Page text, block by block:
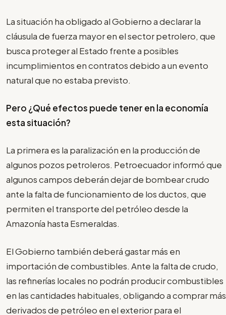
La situación ha obligado al Gobierno a declarar la
cláusula de fuerza mayor en el sector petrolero, que
busca proteger al Estado frente a posibles
incumplimientos en contratos debido a un evento
natural que no estaba previsto.
Pero ¿Qué efectos puede tener en la economía
esta situación?
La primera es la paralización en la producción de
algunos pozos petroleros. Petroecuador informó que
algunos campos deberán dejar de bombear crudo
ante la falta de funcionamiento de los ductos, que
permiten el transporte del petróleo desde la
Amazonía hasta Esmeraldas.
El Gobierno también deberá gastar más en
importación de combustibles. Ante la falta de crudo,
las refinerías locales no podrán producir combustibles
en las cantidades habituales, obligando a comprar más
derivados de petróleo en el exterior para el